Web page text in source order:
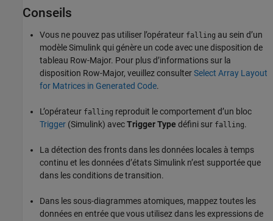
Conseils
Vous ne pouvez pas utiliser l’opérateur falling au sein d’un
modèle Simulink qui génère un code avec une disposition de
tableau Row-Major. Pour plus d’informations sur la
disposition Row-Major, veuillez consulterSelect Array Layout
for Matrices in Generated Code.
L’opérateur falling reproduit le comportement d’un bloc
Trigger (Simulink) avecTrigger Type défini sur falling.
La détection des fronts dans les données locales à temps
continu et les données d’états Simulink n’est supportée que
dans les conditions de transition.
Dans les sous-diagrammes atomiques, mappez toutes les
données en entrée que vous utilisez dans les expressions de